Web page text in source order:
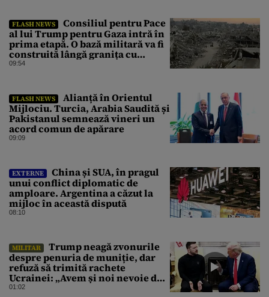
FLASH NEWS
Consiliul pentru Pace
al lui Trump pentru Gaza intră în
prima etapă. O bază militară va fi
construită lângă granița cu
Israelul
09:54
FLASH NEWS
Alianță în Orientul
Mijlociu. Turcia, Arabia Saudită și
Pakistanul semnează vineri un
acord comun de apărare
09:09
EXTERNE
China și SUA, în pragul
unui conflict diplomatic de
amploare. Argentina a căzut la
mijloc în această dispută
08:10
MILITAR
Trump neagă zvonurile
despre penuria de muniție, dar
refuză să trimită rachete
Ucrainei: „Avem și noi nevoie de
rachete”
01:02